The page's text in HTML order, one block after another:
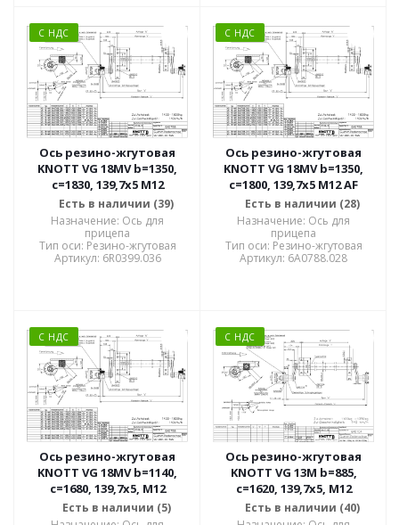
С НДС
Ось резино-жгутовая
KNOTT VG 18MV b=1350,
c=1830, 139,7x5 M12
Есть в наличии (39)
Назначение: Ось для
прицепа
Тип оси: Резино-жгутовая
Артикул: 6R0399.036
С НДС
Ось резино-жгутовая
KNOTT VG 18MV b=1350,
c=1800, 139,7x5 M12 AF
Есть в наличии (28)
Назначение: Ось для
прицепа
Тип оси: Резино-жгутовая
Артикул: 6A0788.028
С НДС
Ось резино-жгутовая
KNOTT VG 18MV b=1140,
c=1680, 139,7x5, M12
Есть в наличии (5)
С НДС
Ось резино-жгутовая
KNOTT VG 13M b=885,
c=1620, 139,7x5, M12
Есть в наличии (40)